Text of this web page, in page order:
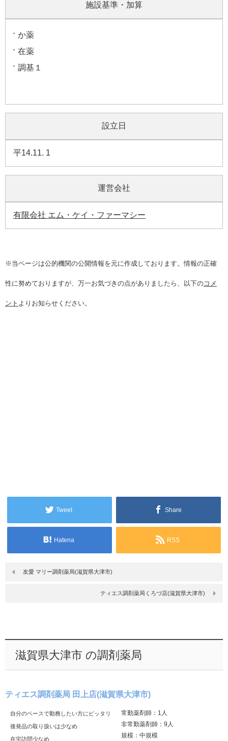
施設基準・加算
か薬
在薬
調基１
設立日
平14.11. 1
運営会社
有限会社 エム・ケイ・ファーマシー
※当ページは公的機関の公開情報を元に作成しております。情報の正確
性に努めておりますが、万一お気づきの点がありましたら、以下のコメ
ント よりお知らせください。
Tweet Share
Hatena RSS
友愛 マリー調剤薬局(滋賀県大津市)
ティエス調剤薬局くろづ店(滋賀県大津市)
滋賀県大津市 の調剤薬局
ティエス調剤薬局 田上店(滋賀県大津市)
自分のペースで勤務したい方にピッタリ
後発品の取り扱いは少なめ
在宅訪問少なめ
常勤薬剤師：1人
非常勤薬剤師：9人
規模：中規模